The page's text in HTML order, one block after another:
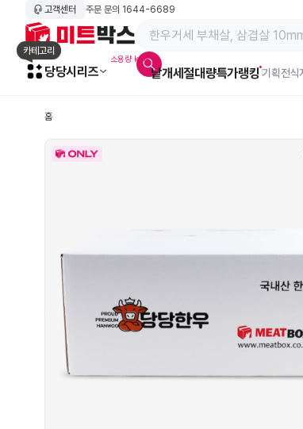
고객센터 주문 문의 1644-6689
메인 페이지 바로가기
카테고리
당당시리즈
소용량 kg육
낱개세절대량특가랭킹알람아
기획전식
홈